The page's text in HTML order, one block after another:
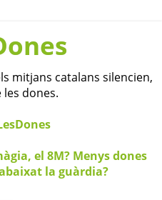
mitjans catalans silencien,
dones.
el 8M? Menys dones
la guàrdia?